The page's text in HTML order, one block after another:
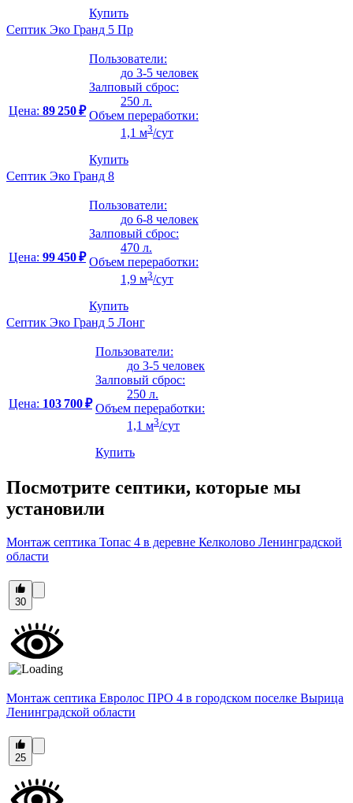
Купить
Септик Эко Гранд 5 Пр
Цена: 89 250 ₽
Пользователи:
до 3-5 человек
Залповый сброс:
250 л.
Объем переработки:
1,1 м3/сут
Купить
Септик Эко Гранд 8
Цена: 99 450 ₽
Пользователи:
до 6-8 человек
Залповый сброс:
470 л.
Объем переработки:
1,9 м3/сут
Купить
Септик Эко Гранд 5 Лонг
Цена: 103 700 ₽
Пользователи:
до 3-5 человек
Залповый сброс:
250 л.
Объем переработки:
1,1 м3/сут
Купить
Посмотрите септики, которые мы
установили
Монтаж септика Топас 4 в деревне Келколово Ленинградской
области
30
Монтаж септика Евролос ПРО 4 в городском поселке Вырица
Ленинградской области
25